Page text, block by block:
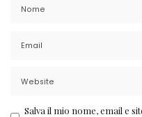
Salva il mio nome, email e